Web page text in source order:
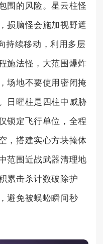
围的风险。星云柱怪
损脑怪会施加视野遮
持续移动，利用多层
施法怪，大范围爆炸
场地不要使用密闭掩
日曜柱是四柱中威胁
锁定飞行单位，全程
，搭建实心方块掩体
范围近战武器清理地
累击杀计数破除护
避免被蜈蚣瞬间秒